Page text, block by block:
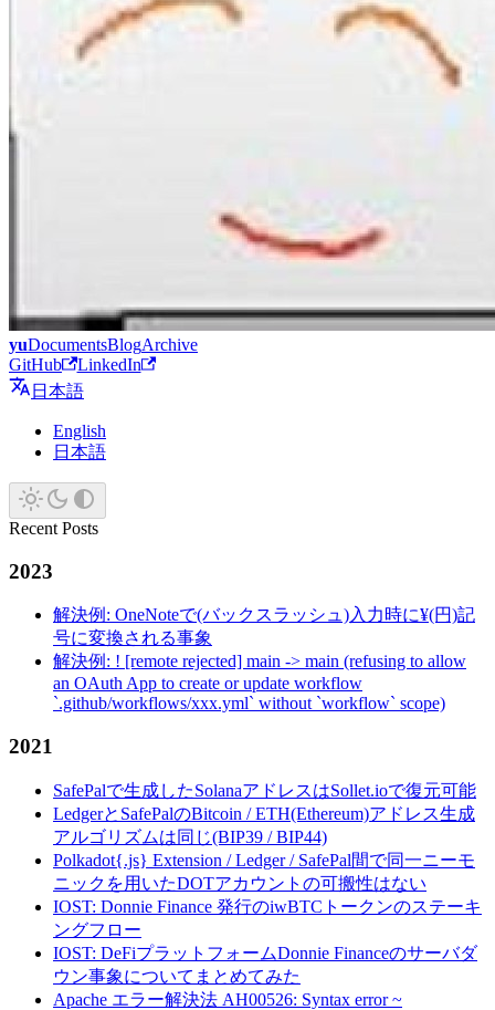
yuDocumentsBlogArchive
GitHub
LinkedIn
日本語
English
日本語
Recent Posts
2023
解決例: OneNoteで(バックスラッシュ)入力時に¥(円)記
号に変換される事象
解決例: ! [remote rejected] main -> main (refusing to allow
an OAuth App to create or update workflow
`.github/workflows/xxx.yml` without `workflow` scope)
2021
SafePalで生成したSolanaアドレスはSollet.ioで復元可能
LedgerとSafePalのBitcoin / ETH(Ethereum)アドレス生成
アルゴリズムは同じ(BIP39 / BIP44)
Polkadot{.js} Extension / Ledger / SafePal間で同一ニーモ
ニックを用いたDOTアカウントの可搬性はない
IOST: Donnie Finance 発行のiwBTCトークンのステーキ
ングフロー
IOST: DeFiプラットフォームDonnie Financeのサーバダ
ウン事象についてまとめてみた
Apache エラー解決法 AH00526: Syntax error ~